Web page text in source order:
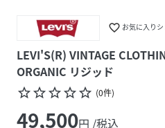
favorite_border お気に入り
LEVI'S(R) VINTAGE
ORGANIC リジッド
star_borderstar_borderstar_borderstar_borderstar_border (0件)
49,500円 /税込